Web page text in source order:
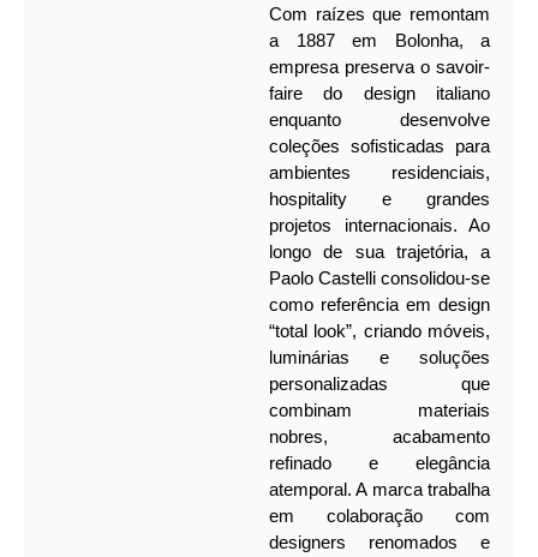
Com raízes que remontam
a 1887 em Bolonha, a
empresa preserva o savoir-
faire do design italiano
enquanto desenvolve
coleções sofisticadas para
ambientes residenciais,
hospitality e grandes
projetos internacionais. Ao
longo de sua trajetória, a
Paolo Castelli consolidou-se
como referência em design
“total look”, criando móveis,
luminárias e soluções
personalizadas que
combinam materiais
nobres, acabamento
refinado e elegância
atemporal. A marca trabalha
em colaboração com
designers renomados e